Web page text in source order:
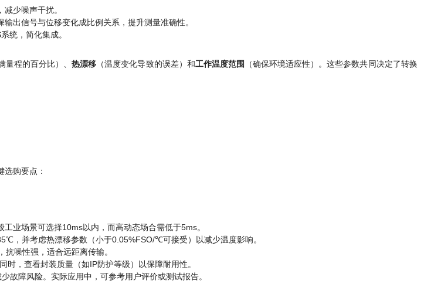
少噪声干扰。
出信号与位移变化成比例关系，提升测量准确性。
统，简化集成。
量程的百分比）、热漂移 （温度变化导致的误差）和工作温度范围
（确保环境适应性）。这些参数共同决定了转换
购要点：
业场景可选择10ms以内，而高动态场合需低于5ms。
，并考虑热漂移参数（小于0.05%FSO/℃可接受）以减少温度影响。
噪性强，适合远距离传输。
时，查看封装质量（如IP防护等级）以保障耐用性。
故障风险。实际应用中，可参考用户评价或测试报告。